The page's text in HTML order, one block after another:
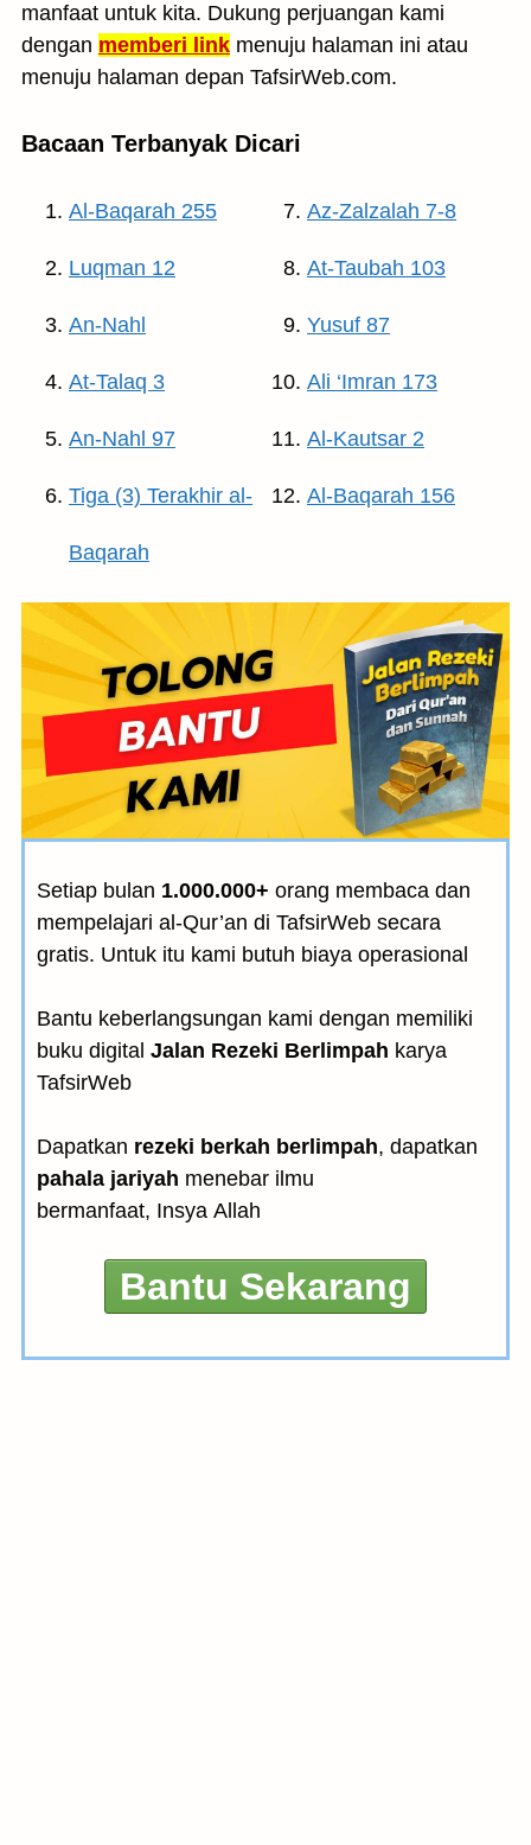
manfaat untuk kita. Dukung perjuangan kami
dengan memberi link menuju halaman ini atau
menuju halaman depan TafsirWeb.com.
Bacaan Terbanyak Dicari
Al-Baqarah 255
Luqman 12
An-Nahl
At-Talaq 3
An-Nahl 97
Tiga (3) Terakhir al-
Baqarah
Az-Zalzalah 7-8
At-Taubah 103
Yusuf 87
Ali ‘Imran 173
Al-Kautsar 2
Al-Baqarah 156
Setiap bulan 1.000.000+ orang membaca dan
mempelajari al-Qur’an di TafsirWeb secara
gratis. Untuk itu kami butuh biaya operasional
Bantu keberlangsungan kami dengan memiliki
buku digital Jalan Rezeki Berlimpah karya
TafsirWeb
Dapatkan rezeki berkah berlimpah, dapatkan
pahala jariyah menebar ilmu
bermanfaat, Insya Allah
Bantu Sekarang